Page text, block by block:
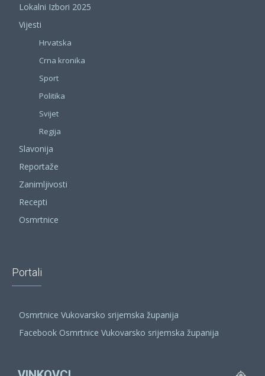
Lokalni Izbori 2025
Vijesti
Hrvatska
Crna kronika
Sport
Politika
Svijet
Regija
Slavonija
Reportaže
Zanimljivosti
Recepti
Osmrtnice
Portali
Osmrtnice Vukovarsko srijemska županija
Facebook Osmrtnice Vukovarsko srijemska županija